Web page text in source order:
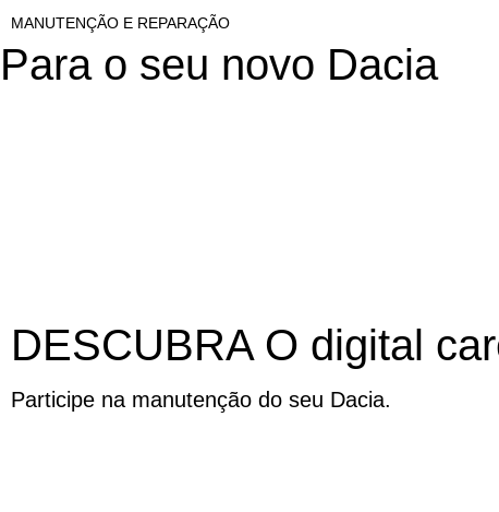
MANUTENÇÃO E REPARAÇÃO
Para o seu novo Dacia
DESCUBRA O digital
Participe na manutenção do seu Dacia.